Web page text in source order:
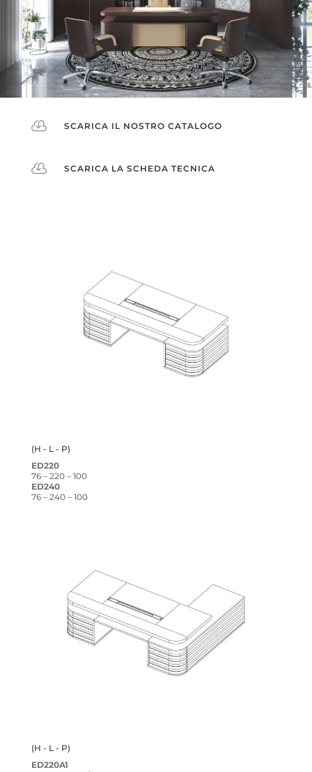
 SCARICA IL NOSTRO CATALOGO
 SCARICA LA SCHEDA TECNICA
(H - L - P)
ED220
76 – 220 – 100
ED240
76 – 240 – 100
(H - L - P)
ED220A1